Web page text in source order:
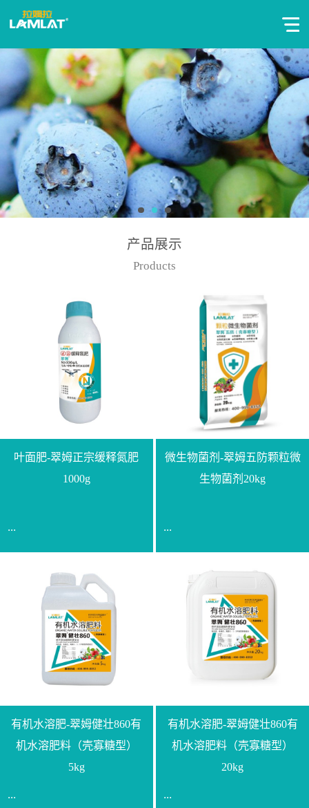
产品展示
Products
叶面肥-翠姆正宗缓释氮肥
1000g
...
【通用名称】脲甲醛缓释
氮肥【产品形态】水剂
【产品规格】1000g【技术
指标】N≥330g/L【企业标
准】Q/LML O01-2022【使
用方法】1、飞防：每亩
复配其他农药、肥料并提
高药效，间隔2-3周，可连
释均匀喷施苗床;移栽前一
微生物菌剂-翠姆五防颗粒微
生物菌剂20kg
...
【通用名称】微生物菌剂
【产品剂型】颗粒【产品
规格】20kg【技术指标】
有效活菌数≥10.0亿/克【增
效物质】有机质≥40%;小分
子有机碳≥23%;壳寡糖
底肥：亩用本品40kg-
100kg可替代有机肥，配合
与复合肥、水溶肥或细土
有机水溶肥-翠姆健壮860有
机水溶肥料（壳寡糖型）
5kg
...
有机水溶肥-翠姆健壮860有
机水溶肥料（壳寡糖型）
20kg
...